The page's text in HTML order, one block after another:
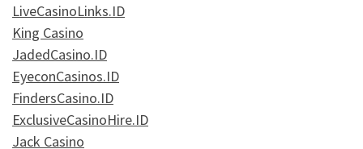
LiveCasinoLinks.ID
King Casino
JadedCasino.ID
EyeconCasinos.ID
FindersCasino.ID
ExclusiveCasinoHire.ID
Jack Casino